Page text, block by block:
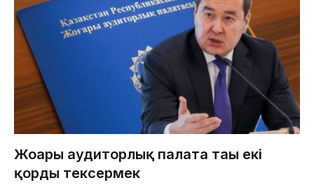
Жоғары аудиторлық палата тағы екі
қорды тексермек